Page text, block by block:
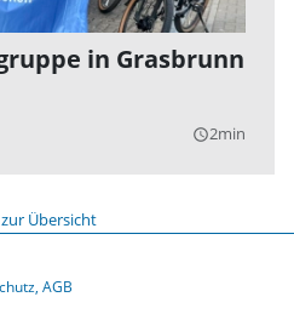
in Grasbrunn
query_builder2min
Übersicht
AGB